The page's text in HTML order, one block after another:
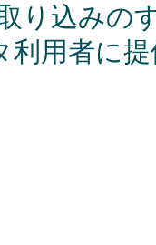
り込みの
用者に提